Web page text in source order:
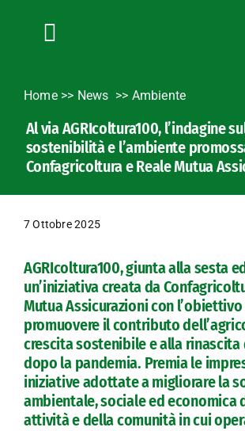
Toggle
News
Bandi
Convenzioni
Fotogallery
Lavora con noi
Contatti
Home>> News Ambiente
Al via AGRIcoltura100, l’indagine
sostenibilità e l’ambiente
Confagricoltura e Reale Mutua
7 Ottobre 2025
AGRIcoltura100, giunta alla sesta
un’iniziativa creata da
Mutua Assicurazioni con
promuovere il contributo
crescita sostenibile e alla rinascita
dopo la pandemia. Premia le
iniziative adottate a migliorare la
ambientale, sociale ed economica
attività e della comunità in cui